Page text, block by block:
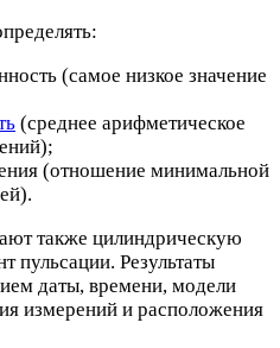
(самое низкое значение
(среднее арифметическое
(отношение минимальной
также цилиндрическую
пульсации. Результаты
даты, времени, модели
измерений и расположения